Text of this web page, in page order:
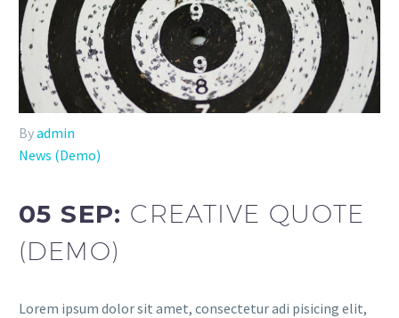
Byadmin
News (Demo)
05 SEP: CREATIVE QUOTE
(DEMO)
Lorem ipsum dolor sit amet, consectetur adi pisicing elit,